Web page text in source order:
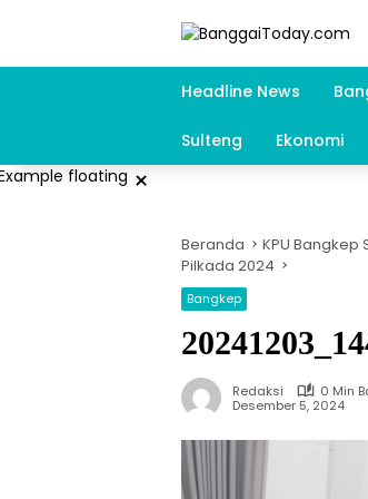
Headline News
Sulteng Ekonomi
×
Beranda
KPU Bangkep
Pilkada 2024
Bangkep
Redaksi
0 Min
Desember 5, 2024